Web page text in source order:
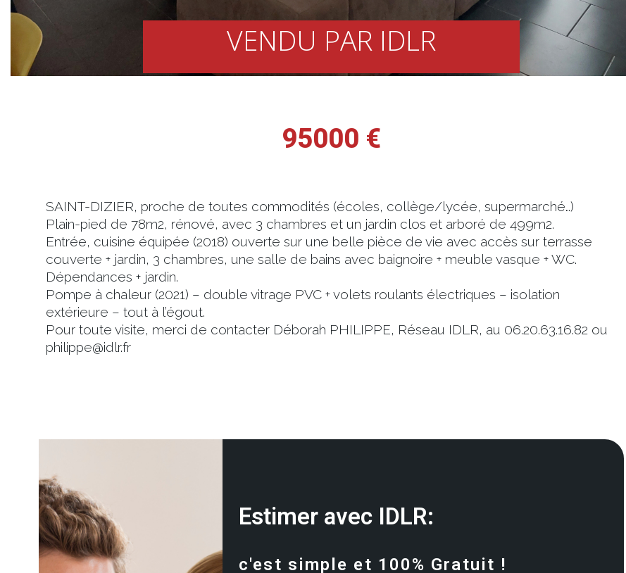
VENDU PAR IDLR
95000 €
SAINT-DIZIER, proche de toutes commodités (écoles, collège/lycée, supermarché…)
Plain-pied de 78m2, rénové, avec 3 chambres et un jardin clos et arboré de 499m2.
Entrée, cuisine équipée (2018) ouverte sur une belle pièce de vie avec accès sur terrasse
couverte + jardin, 3 chambres, une salle de bains avec baignoire + meuble vasque + WC.
Dépendances + jardin.
Pompe à chaleur (2021) – double vitrage PVC + volets roulants électriques – isolation
extérieure – tout à l’égout.
Pour toute visite, merci de contacter Déborah PHILIPPE, Réseau IDLR, au 06.20.63.16.82 ou
philippe@idlr.fr
Estimer avec IDLR:
c'est simple et 100% Gratuit !